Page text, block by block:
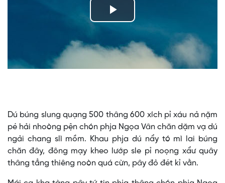
Play
Video
Dú búng slung quạng 500 thâng 600 xích pỉ xáu nả nặm
pé hải nhoòng pện chón phja Ngọa Vân chăn dặm vạ dú
ngải chang slì mồm. Khau phja dú nẩy tó mì lai búng
chăn đây, đông mạy kheo lướp sle pỉ noọng xẩư quây
thâng tẳng thiêng noòn quá cừn, pây đỏ đét kỉ vằn.